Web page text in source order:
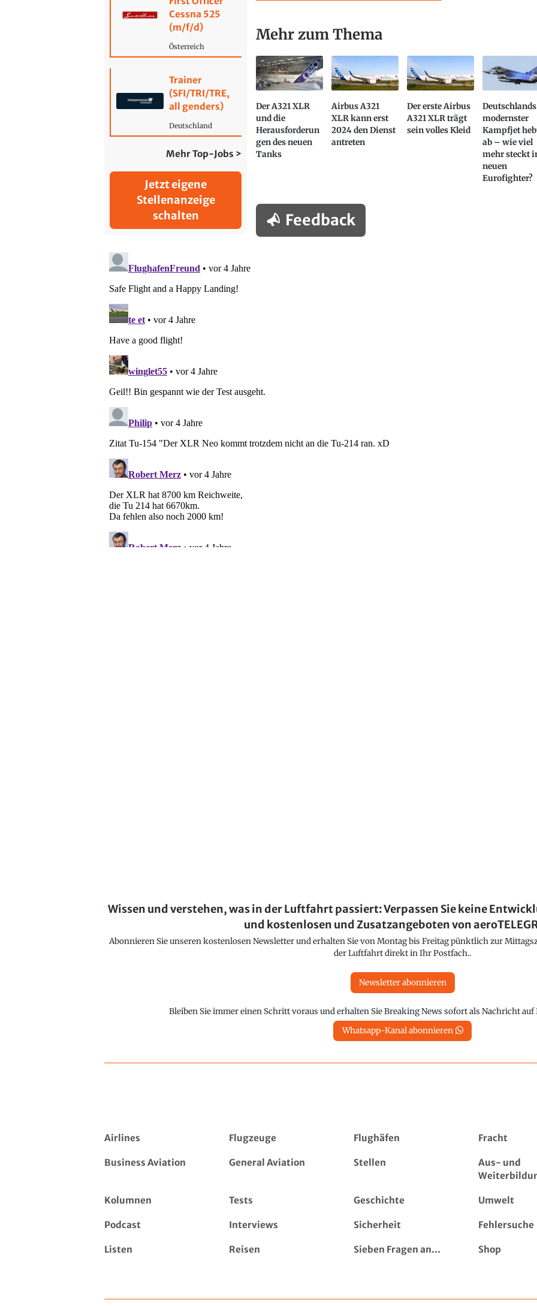
Cessna 525
(m/f/d)
Österreich
Trainer
(SFI/TRI/TRE,
all genders)
Deutschland
Mehr Top-Jobs >
Jetzt eigene
Stellenanzeige
schalten
Mehr zum Thema
Der A321 XLR
und die
Herausforderun
gen des neuen
Tanks
Airbus A321
XLR kann erst
2024 den Dienst
antreten
Der erste Airbus
A321 XLR trägt
sein volles Kleid
Deutschlands
modernster
Kampfjet
ab – wie viel
mehr steckt
neuen
Eurofighter?
Feedback
Wissen und verstehen, was in der Luftfahrt passiert: Verpassen Sie keine
und kostenlosen und Zusatzangeboten von
Abonnieren Sie unseren kostenlosen Newsletter und erhalten Sie von Montag bis Freitag pünktlich zur
der Luftfahrt direkt in Ihr Postfach..
Newsletter abonnieren
Bleiben Sie immer einen Schritt voraus und erhalten Sie Breaking News sofort als Nachricht
Whatsapp-Kanal abonnieren
Airlines Flugzeuge Flughäfen Fracht
Business Aviation General Aviation Stellen
Aus- und
Kolumnen Tests Geschichte Umwelt
Podcast Interviews Sicherheit Fehlersuche
Listen Reisen Sieben Fragen an... Shop